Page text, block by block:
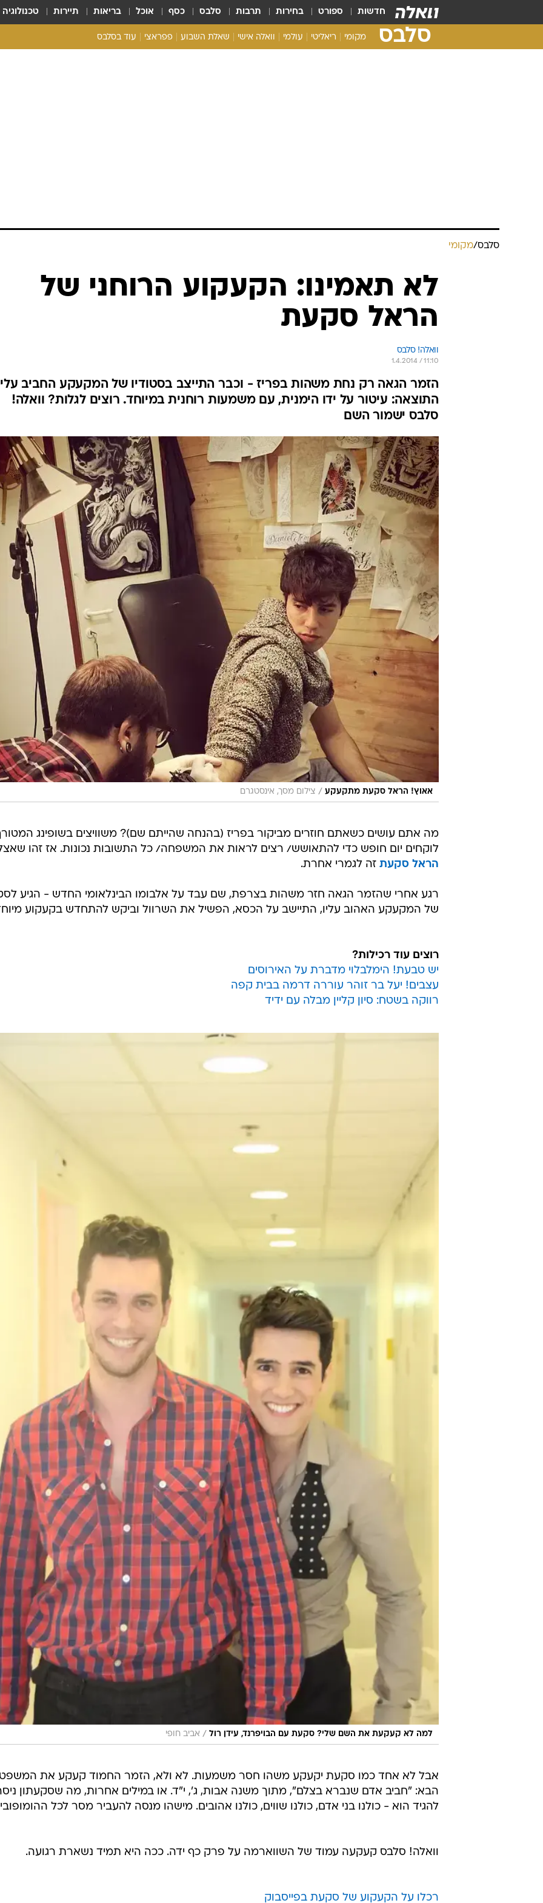
חדשות ספורט בחירות תרבות סלבס כסף אוכל בריאות תיירות טכנולוגיה
סלבס מקומי ריאליטי עולמי וואלה אישי שאלת השבוע פפראצי עוד בסלבס
סלבס/מקומי
לא תאמינו: הקעקוע הרוחני של
הראל סקעת
וואלה! סלבס
1.4.2014 / 11:10
הזמר הגאה רק נחת משהות בפריז - וכבר התייצב בסטודיו של המקעקע החביב
התוצאה: עיטור על ידו הימנית, עם משמעות רוחנית במיוחד. רוצים לגלות? וואלה!
סלבס ישמור השם
אאוץ! הראל סקעת מתקעקע / צילום מסך, אינסטגרם
מה אתם עושים כשאתם חוזרים מביקור בפריז (בהנחה שהייתם שם)? משוויצים בשופינג
לוקחים יום חופש כדי להתאושש/ רצים לראות את המשפחה/ כל התשובות נכונות. אז זהו
הראל סקעת זה לגמרי אחרת.
רגע אחרי שהזמר הגאה חזר משהות בצרפת, שם עבד על אלבומו הבינלאומי החדש - הגיע
של המקעקע האהוב עליו, התיישב על הכסא, הפשיל את השרוול וביקש להתחדש בקעקוע
רוצים עוד רכילות?
יש טבעת! הימלבלוי מדברת על האירוסים
עצבים! יעל בר זוהר עוררה דרמה בבית קפה
רווקה בשטח: סיון קליין מבלה עם ידיד
למה לא קעקעת את השם שלי? סקעת עם הבויפרנד, עידן רול / אביב חופי
אבל לא אחד כמו סקעת יקעקע משהו חסר משמעות. לא ולא, הזמר החמוד קעקע את
הבא: "חביב אדם שנברא בצלם", מתוך משנה אבות, ג', י"ד. או במילים אחרות, מה שסקעתון
להגיד הוא - כולנו בני אדם, כולנו שווים, כולנו אהובים. מישהו מנסה להעביר מסר לכל
וואלה! סלבס קעקעה עמוד של השווארמה על פרק כף ידה. ככה היא תמיד נשארת רגועה.
רכלו על הקעקוע של סקעת בפייסבוק